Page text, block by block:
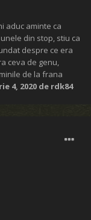
aduc aminte ca
din stop, stiu ca
despre ce era
ceva de genu,
de la frana
4, 2020 de rdk84